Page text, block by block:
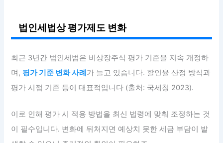
법인세법상 평가제도 변화
최근 3년간 법인세법은 비상장주식 평가 기준을 지속 개정하
며,평가 기준 변화 사례가 늘고 있습니다. 할인율 산정 방식과
평가 시점 기준 등이 대표적입니다 (출처: 국세청 2023).
이로 인해 평가 시 적용 방법을 최신 법령에 맞춰 조정하는 것
이 필수입니다. 변화에 뒤처지면 예상치 못한 세금 부담이 발